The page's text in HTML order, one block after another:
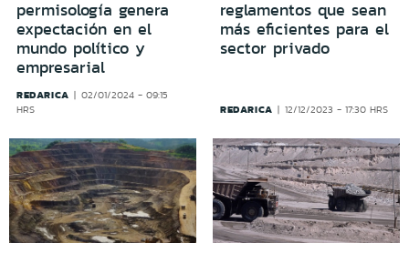
permisología genera
expectación en el
mundo político y
empresarial
REDARICA
02/01/2024 - 09:15
HRS
reglamentos que sean
más eficientes para el
sector privado
REDARICA 12/12/2023 - 17:30 HRS